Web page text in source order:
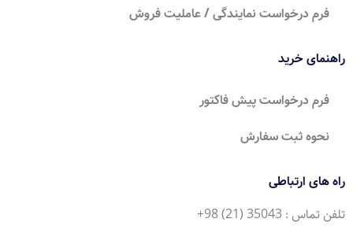
فرم درخواست نمایندگی / عاملیت فروش
راهنمای خرید
فرم درخواست پیش فاکتور
نحوه ثبت سفارش
راه های ارتباطی
تلفن تماس : 35043 (21) 98+